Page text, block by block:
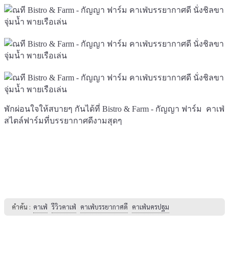
พักผ่อนใจให้สบายๆ กันได้ที่ Bistro & Farm - กัญญา ฟาร์ม คาเฟ่
สไตล์ฟาร์มที่บรรยากาศดีงามสุดๆ
คำค้น : คาเฟ่ รีวิวคาเฟ่ คาเฟ่บรรยากาศดี คาเฟ่นครปฐม